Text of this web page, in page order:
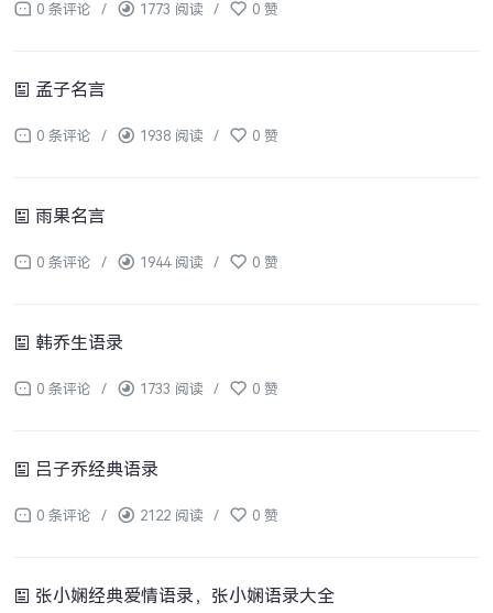
0 条评论 / 1773 阅读 / 0 赞
孟子名言
0 条评论 / 1938 阅读 / 0 赞
雨果名言
0 条评论 / 1944 阅读 / 0 赞
韩乔生语录
0 条评论 / 1733 阅读 / 0 赞
吕子乔经典语录
0 条评论 / 2122 阅读 / 0 赞
张小娴经典爱情语录，张小娴语录大全